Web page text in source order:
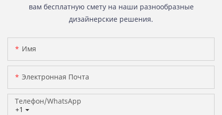
вам бесплатную смету на наши разнообразные
дизайнерские решения.
Имя
Электронная Почта
+1
Телефон/WhatsApp